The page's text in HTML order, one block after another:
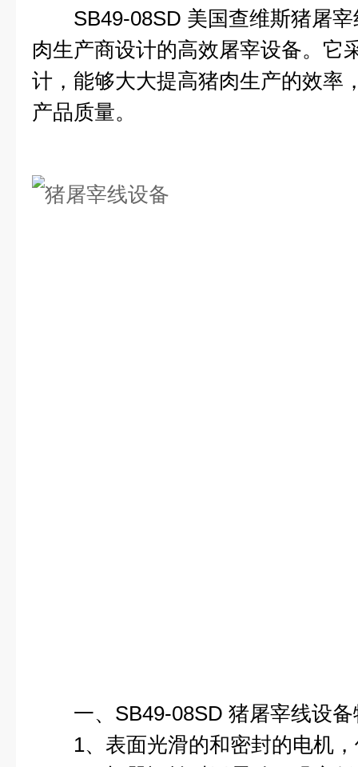
SB49-08SD 美国查维斯猪屠宰
肉生产商设计的高效屠宰设备。它
计，能够大大提高猪肉生产的效率
产品质量。
一、SB49-08SD 猪屠宰线设备
1、表面光滑的和密封的电机，